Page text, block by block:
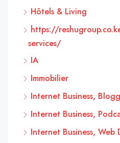
Hôtels & Living
https://
services/
IA
Immobilier
Internet Business,
Internet Business,
Internet Business, Web